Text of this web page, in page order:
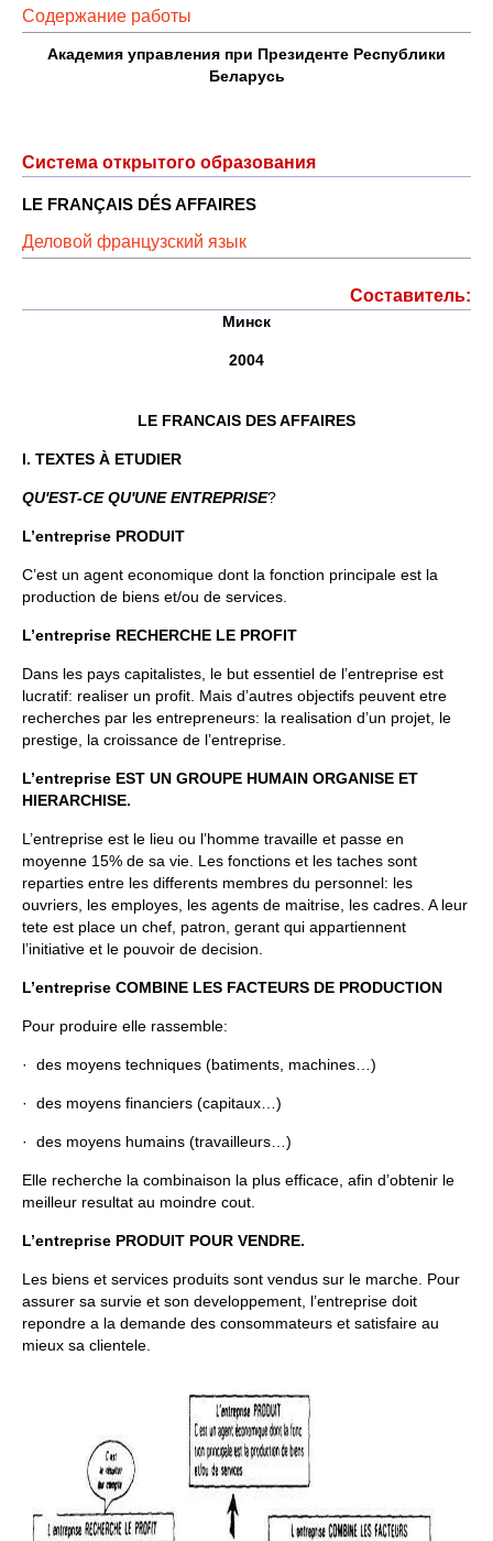
Содержание работы
Академия управления при Президенте Республики
Беларусь
Система открытого образования
LE FRANÇAIS DÉS AFFAIRES
Деловой французский язык
Составитель:
Минск
2004
LE FRANCAIS DES AFFAIRES
I. TEXTES À ETUDIER
QU'EST-CE QU'UNE ENTREPRISE?
L’entreprise PRODUIT
C’est un agent economique dont la fonction principale est la
production de biens et/ou de services.
L’entreprise RECHERCHE LE PROFIT
Dans les pays capitalistes, le but essentiel de l’entreprise est
lucratif: realiser un profit. Mais d’autres objectifs peuvent etre
recherches par les entrepreneurs: la realisation d’un projet, le
prestige, la croissance de l’entreprise.
L’entreprise EST UN GROUPE HUMAIN ORGANISE ET
HIERARCHISE.
L’entreprise est le lieu ou l’homme travaille et passe en
moyenne 15% de sa vie. Les fonctions et les taches sont
reparties entre les differents membres du personnel: les
ouvriers, les employes, les agents de maitrise, les cadres. A leur
tete est place un chef, patron, gerant qui appartiennent
l’initiative et le pouvoir de decision.
L’entreprise COMBINE LES FACTEURS DE PRODUCTION
Pour produire elle rassemble:
· des moyens techniques (batiments, machines…)
· des moyens financiers (capitaux…)
· des moyens humains (travailleurs…)
Elle recherche la combinaison la plus efficace, afin d’obtenir le
meilleur resultat au moindre cout.
L’entreprise PRODUIT POUR VENDRE.
Les biens et services produits sont vendus sur le marche. Pour
assurer sa survie et son developpement, l’entreprise doit
repondre a la demande des consommateurs et satisfaire au
mieux sa clientele.